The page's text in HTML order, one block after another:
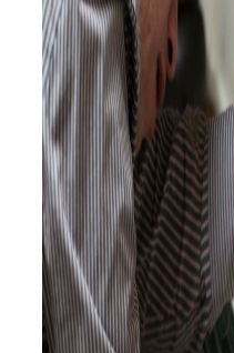
Servicio Técnico
Garantía
Trabaja con nosotros
Contacto